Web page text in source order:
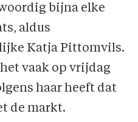
student@veto.be
bijna elke
aldus
Katja Pittomvils.
vaak op vrijdag
haar heeft dat
de markt.